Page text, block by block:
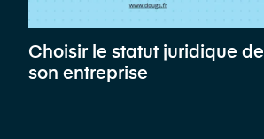
Choisir le statut juridique de
son entreprise